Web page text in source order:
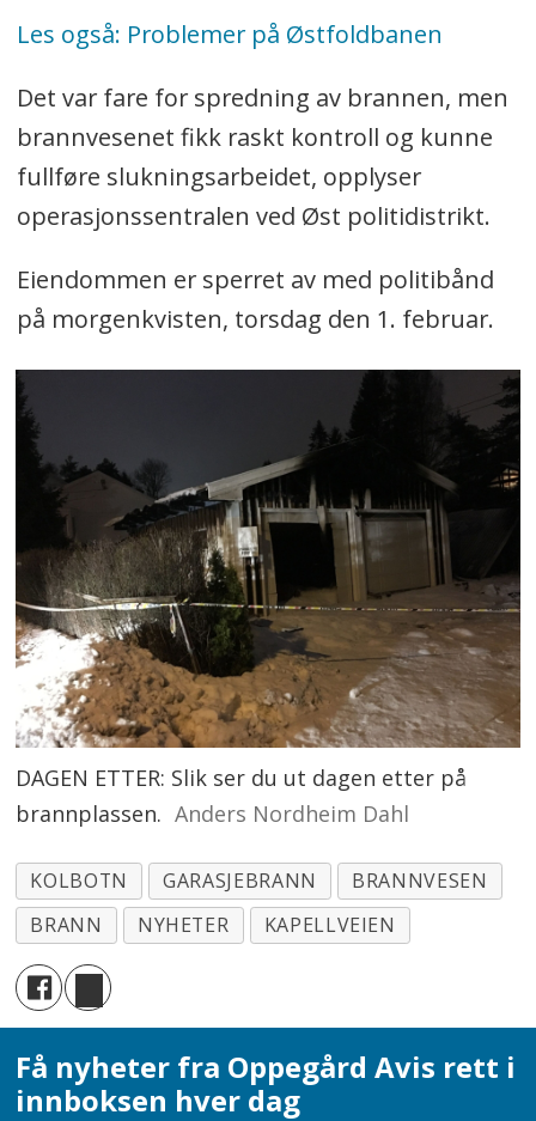
Les også: Problemer på Østfoldbanen
Det var fare for spredning av brannen, men
brannvesenet fikk raskt kontroll og kunne
fullføre slukningsarbeidet, opplyser
operasjonssentralen ved Øst politidistrikt.
Eiendommen er sperret av med politibånd
på morgenkvisten, torsdag den 1. februar.
DAGEN ETTER: Slik ser du ut dagen etter på
brannplassen. Anders Nordheim Dahl
KOLBOTN GARASJEBRANN
BRANNVESEN
BRANN
NYHETER KAPELLVEIEN
Få nyheter fra Oppegård Avis rett i
innboksen hver dag